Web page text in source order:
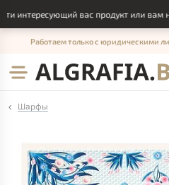
интересующий вас продукт или вам
Работаем только с юридическими
Шарфы